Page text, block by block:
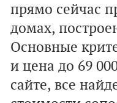
прямо сейчас
домах,
Основные
и цена до 69
сайте, все